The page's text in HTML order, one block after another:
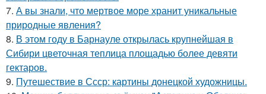
7. А вы знали, что мертвое море хранит уникальные
природные явления?
8. В этом году в Барнауле открылась крупнейшая в
Сибири цветочная теплица площадью более девяти
гектаров.
9. Путешествие в Ссср: картины донецкой художницы.